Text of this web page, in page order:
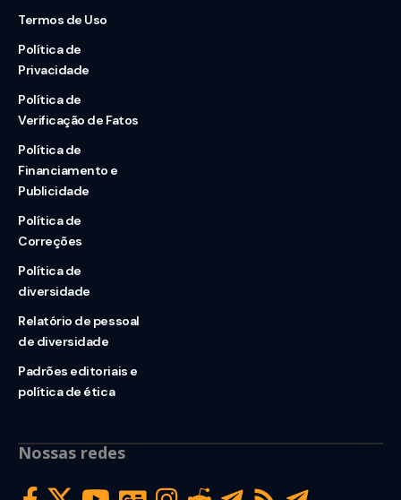
Termos de Uso
Política de
Privacidade
Política de
Verificação de Fatos
Política de
Financiamento e
Publicidade
Política de
Correções
Política de
diversidade
Relatório de pessoal
de diversidade
Padrões editoriais e
política de ética
Nossas redes